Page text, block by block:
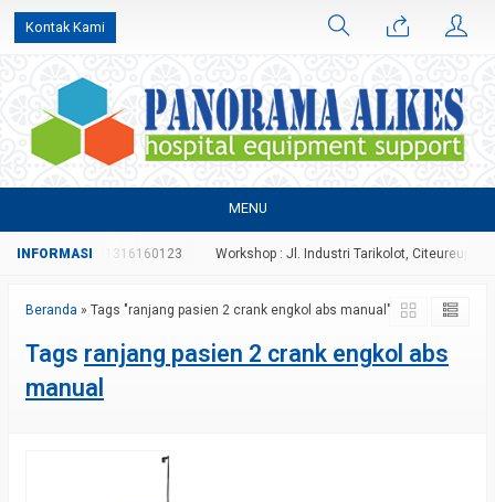
Kontak Kami
MENU
atau 081316160123 Workshop : Jl. Industri Tarikolot, Citeureup,
Beranda » Tags "ranjang pasien 2 crank engkol abs manual"
Tags ranjang pasien 2 crank engkol abs
manual